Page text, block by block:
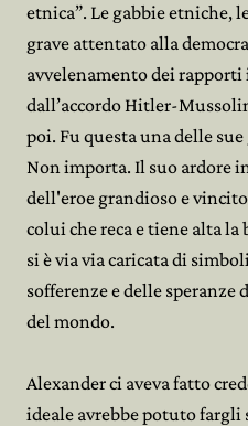
etnica”. Le gabbie etniche,
grave attentato alla
avvelenamento dei
dall’accordo Hitler-
poi. Fu questa una delle
Non importa. Il suo ardore
dell'eroe grandioso e
colui che reca e tiene alta
si è via via caricata di
sofferenze e delle
del mondo.
Alexander ci aveva fatto
ideale avrebbe potuto fargli